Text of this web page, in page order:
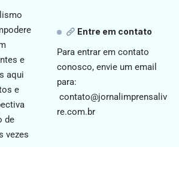
e
aqui
e
de
vezes
Entre em contato
Para entrar em contato
conosco, envie um email
para:
contato@jornalimprensaliv
re.com.br